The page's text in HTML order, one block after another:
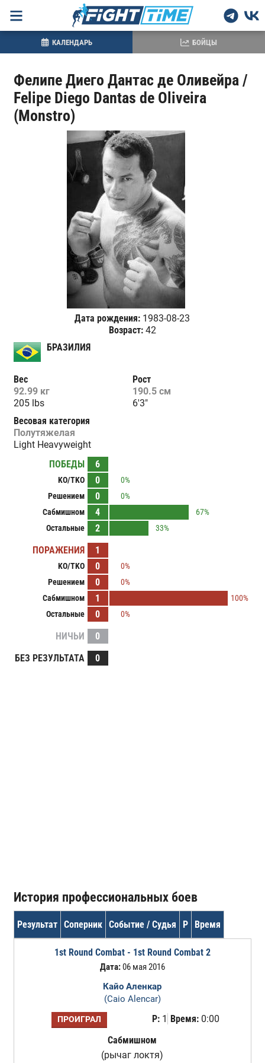
Фелипе Диего Дантас де Оливейра /
Felipe Diego Dantas de Oliveira
(Monstro)
Дата рождения: 1983-08-23
Возраст:42
БРАЗИЛИЯ
Вес
92.99 кг
205 lbs
Рост
190.5 см
6'3"
Весовая категория
Полутяжелая
Light Heavyweight
ПОБЕДЫ
6
KO/TKO 0
0%
Решением
0
0%
Сабмишном
4
67%
Остальные
2 33%
ПОРАЖЕНИЯ 1
KO/TKO 0
0%
Решением
0
0%
Сабмишном
1
100%
Остальные
0 0%
НИЧЬИ
0
БЕЗ РЕЗУЛЬТАТА
0
История профессиональных боев
Результат Соперник Событие / Судья Р Время
1st Round Combat - 1st Round Combat 2
Дата:06 мая 2016
Кайо Аленкар
(Caio Alencar)
ПРОИГРАЛ Р:1 Время:0:00
Сабмишном
(рычаг локтя)
КАЛЕНДАРЬ БОЙЦЫ